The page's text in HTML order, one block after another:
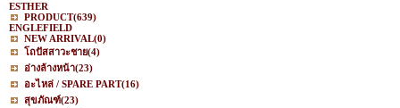
ESTHER
PRODUCT(639)
ENGLEFIELD
NEW ARRIVAL(0)
โถปัสสาวะชาย(4)
อ่างล้างหน้า(23)
อะไหล่ / SPARE PART(16)
สุขภัณฑ์(23)